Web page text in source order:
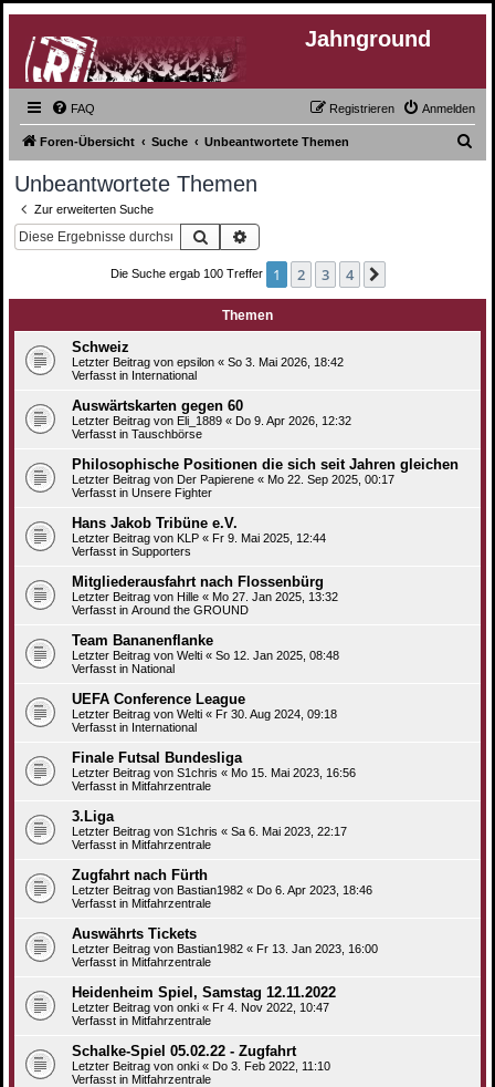
Jahnground
FAQ Anmelden
Registrieren
Foren-Übersicht Suche Unbeantwortete Themen
Unbeantwortete Themen
Zur erweiterten Suche
Suche
Die Suche ergab 100 Treffer 1 2 3 4
Themen
Schweiz
Letzter Beitrag von epsilon « So 3. Mai 2026, 18:42
Verfasst in International
Auswärtskarten gegen 60
Letzter Beitrag von Eli_1889 « Do 9. Apr 2026, 12:32
Verfasst in Tauschbörse
Philosophische Positionen die sich seit Jahren gleichen
Letzter Beitrag von Der Papierene « Mo 22. Sep 2025, 00:17
Verfasst in Unsere Fighter
Hans Jakob Tribüne e.V.
Letzter Beitrag von KLP « Fr 9. Mai 2025, 12:44
Verfasst in Supporters
Mitgliederausfahrt nach Flossenbürg
Letzter Beitrag von Hille « Mo 27. Jan 2025, 13:32
Verfasst in Around the GROUND
Team Bananenflanke
Letzter Beitrag von Welti « So 12. Jan 2025, 08:48
Verfasst in National
UEFA Conference League
Letzter Beitrag von Welti « Fr 30. Aug 2024, 09:18
Verfasst in International
Finale Futsal Bundesliga
Letzter Beitrag von S1chris « Mo 15. Mai 2023, 16:56
Verfasst in Mitfahrzentrale
3.Liga
Letzter Beitrag von S1chris « Sa 6. Mai 2023, 22:17
Verfasst in Mitfahrzentrale
Zugfahrt nach Fürth
Letzter Beitrag von Bastian1982 « Do 6. Apr 2023, 18:46
Verfasst in Mitfahrzentrale
Auswährts Tickets
Letzter Beitrag von Bastian1982 « Fr 13. Jan 2023, 16:00
Verfasst in Mitfahrzentrale
Heidenheim Spiel, Samstag 12.11.2022
Letzter Beitrag von onki « Fr 4. Nov 2022, 10:47
Verfasst in Mitfahrzentrale
Schalke-Spiel 05.02.22 - Zugfahrt
Letzter Beitrag von onki « Do 3. Feb 2022, 11:10
Verfasst in Mitfahrzentrale